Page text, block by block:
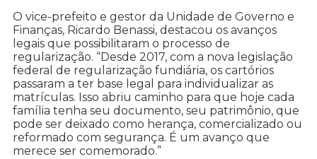
O vice-prefeito e gestor da Unidade de Governo e
Finanças, Ricardo Benassi, destacou os avanços
legais que possibilitaram o processo de
regularização. “Desde 2017, com a nova legislação
federal de regularização fundiária, os cartórios
passaram a ter base legal para individualizar as
matrículas. Isso abriu caminho para que hoje cada
família tenha seu documento, seu patrimônio, que
pode ser deixado como herança, comercializado ou
reformado com segurança. É um avanço que
merece ser comemorado.”